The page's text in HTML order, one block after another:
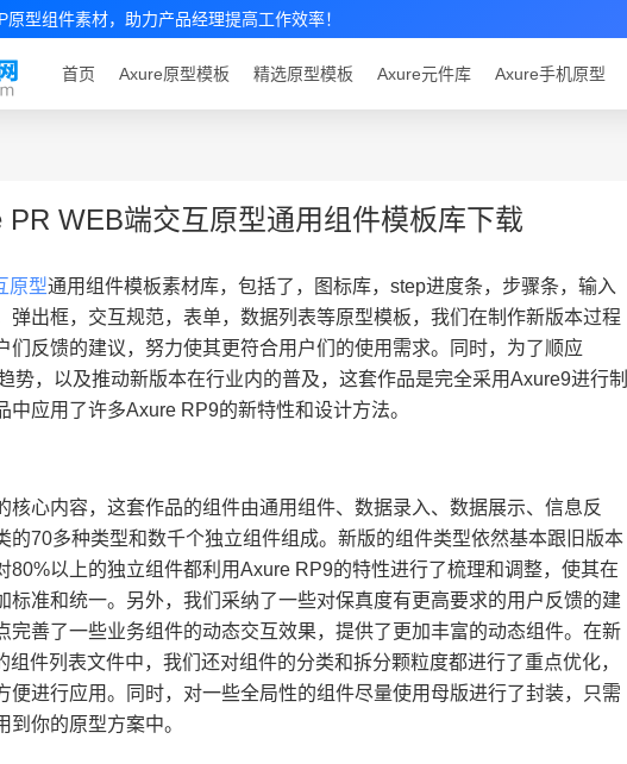
型组件素材，助力产品经理提高工作效率！
首页 Axure原型模板 精选原型模板 Axure元件库 Axure手机原型
PR WEB端交互原型通用组件模板库下载
原型通用组件模板素材库，包括了，图标库，step进度条，步骤条，输入
弹出框，交互规范，表单，数据列表等原型模板，我们在制作新版本过程
们反馈的建议，努力使其更符合用户们的使用需求。同时，为了顺应
势，以及推动新版本在行业内的普及，这套作品是完全采用Axure9进行制
中应用了许多Axure RP9的新特性和设计方法。
核心内容，这套作品的组件由通用组件、数据录入、数据展示、信息反
的70多种类型和数千个独立组件组成。新版的组件类型依然基本跟旧版本
80%以上的独立组件都利用Axure RP9的特性进行了梳理和调整，使其在
标准和统一。另外，我们采纳了一些对保真度有更高要求的用户反馈的建
完善了一些业务组件的动态交互效果，提供了更加丰富的动态组件。在新
组件列表文件中，我们还对组件的分类和拆分颗粒度都进行了重点优化，
便进行应用。同时，对一些全局性的组件尽量使用母版进行了封装，只需
到你的原型方案中。